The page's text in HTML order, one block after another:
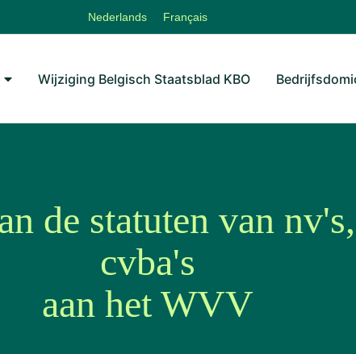
Nederlands Français
Wijziging Belgisch Staatsblad KBO
de statuten van
cvba's
aan het WVV